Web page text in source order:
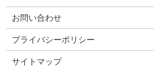
お問い合わせ
プライバシーポリシー
サイトマップ